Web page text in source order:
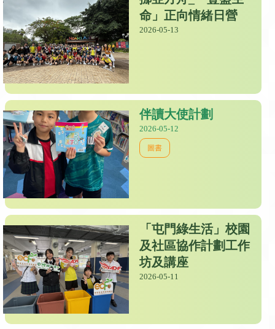
命」正向情緒日營
2026-05-13
伴讀大使計劃
2026-05-12
圖書
「屯門綠生活」校園
及社區協作計劃工作
坊及講座
2026-05-11